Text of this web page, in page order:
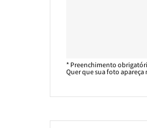
* Preenchimento
Quer que sua foto